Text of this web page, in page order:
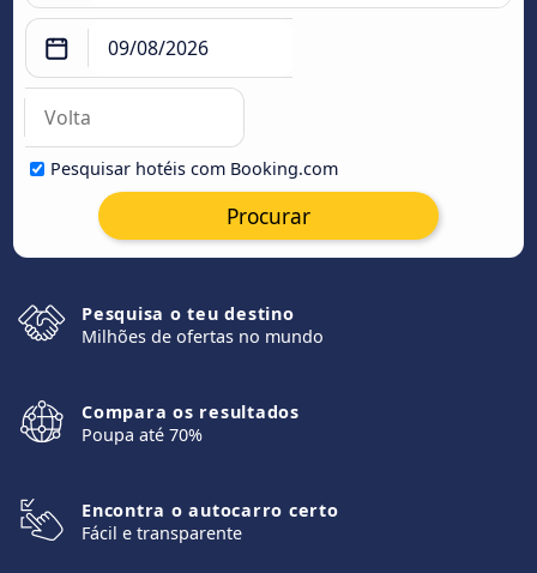
Pesquisar hotéis com Booking.com
Procurar
Pesquisa o teu destino
Milhões de ofertas no mundo
Compara os resultados
Poupa até 70%
Encontra o autocarro certo
Fácil e transparente